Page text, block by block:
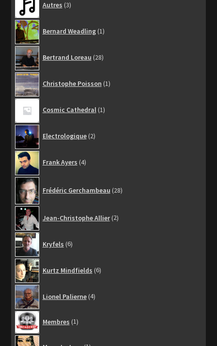
Autres 3produits
Bernard Weadling 1produit
Bertrand Loreau 28produits
Christophe Poisson 1produit
Cosmic Cathedral 1produit
Electrologique 2produits
Frank Ayers 4produits
Frédéric Gerchambeau 28produits
Jean-Christophe Allier 2produits
Kryfels 6produits
Kurtz Mindfields 6produits
Lionel Palierne 4produits
Membres 1
produit